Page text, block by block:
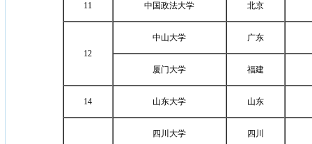
11 中国政法大学 北京
12
中山大学 广东
厦门大学 福建
14 山东大学 山东
四川大学 四川